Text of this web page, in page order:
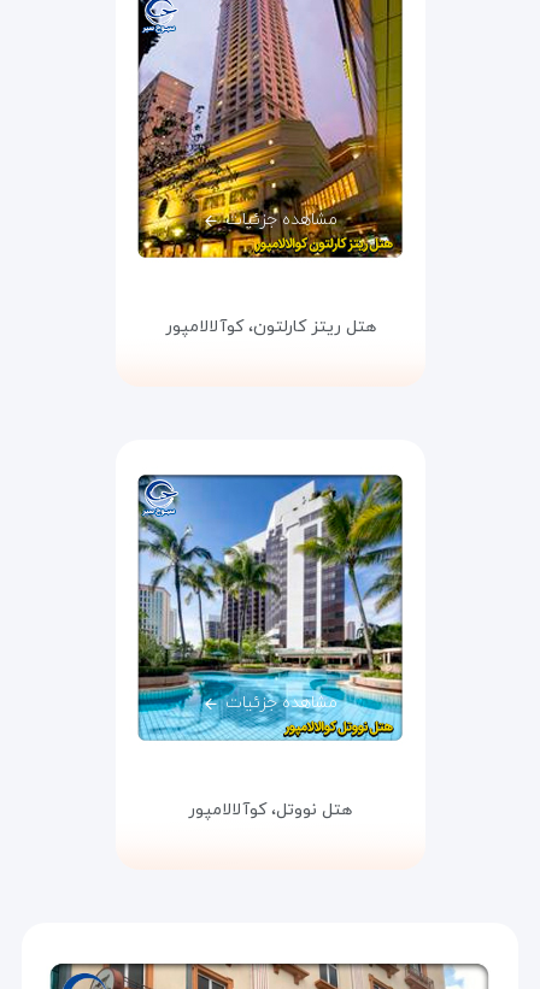
مشاهده جزئیات
هتل ریتز کارلتون،کوآلالامپور
مشاهده جزئیات
هتل نووتل،کوآلالامپور